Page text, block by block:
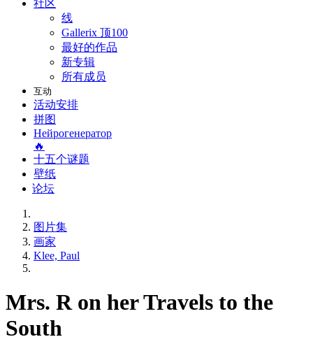
社区
线
Gallerix 顶100
最好的作品
新专辑
所有成员
互动
活动安排
拼图
Нейрогенератор
🔥
十五个谜题
壁纸
论坛
图片集
画家
Klee, Paul
Mrs. R on her Travels to the
South